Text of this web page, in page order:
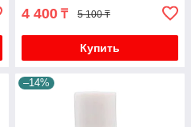
4 400 ₸ 5 100 ₸
Купить
–14%